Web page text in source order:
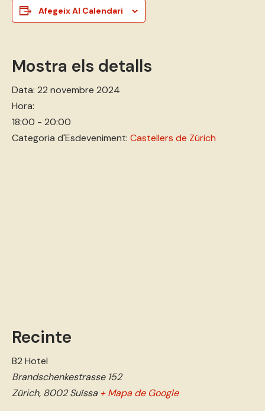
Afegeix Al Calendari
Mostra els detalls
Data: 22 novembre 2024
Hora:
18:00 - 20:00
Categoria d'Esdeveniment: Castellers de Zürich
Recinte
B2 Hotel
Brandschenkestrasse 152
Zürich, 8002 Suïssa + Mapa de Google